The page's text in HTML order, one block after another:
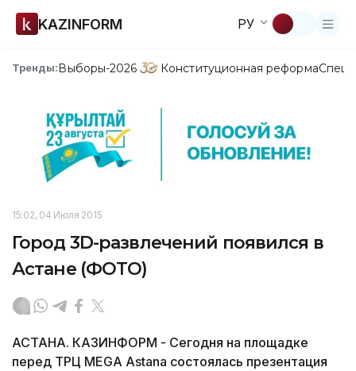
KAZINFORM РУ
Тренды:Выборы-2026 Конституционная реформа
15:02, 04 Июля 2015
Город 3D-развлечений появился в
Астане (ФОТО)
АСТАНА. КАЗИНФОРМ - Сегодня на площадке
перед ТРЦ МEGA Astana состоялась презентация